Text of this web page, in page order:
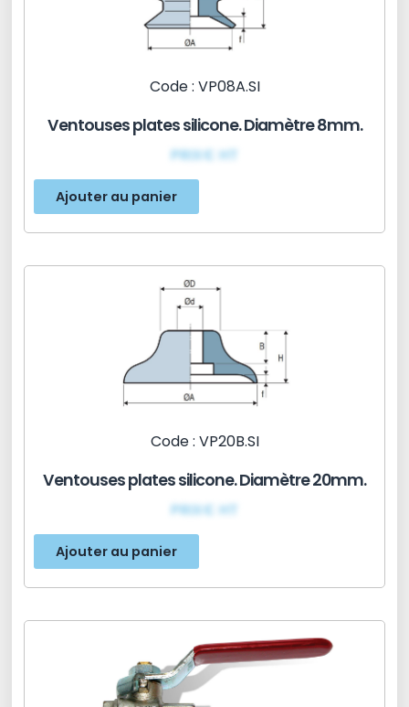
Code : VP08A.SI
Ventouses plates silicone. Diamètre 8mm.
PRIX€ HT
Ajouter au panier
Code : VP20B.SI
Ventouses plates silicone. Diamètre 20mm.
PRIX€ HT
Ajouter au panier